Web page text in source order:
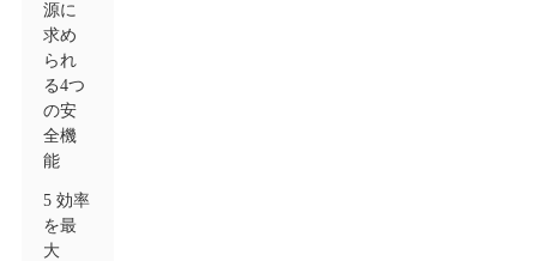
源に
求め
られ
る4つ
の安
全機
能
5 効率
を最
大